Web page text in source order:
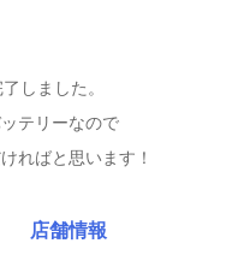
しました。
テリーなので
ればと思います！
店舗情報